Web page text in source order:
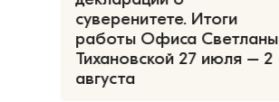
суверенитете. Итоги
работы Офиса Светланы
Тихановской 27 июля – 2
августа